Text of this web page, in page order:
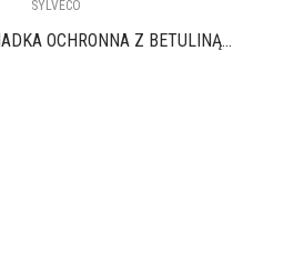
SYLVECO
OCHRONNA Z BETULINĄ...